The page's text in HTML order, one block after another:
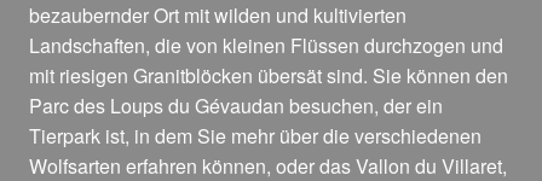
bezaubernder Ort mit wilden und kultivierten
Landschaften, die von kleinen Flüssen durchzogen und
mit riesigen Granitblöcken übersät sind. Sie können den
Parc des Loups du Gévaudan besuchen, der ein
Tierpark ist, in dem Sie mehr über die verschiedenen
Wolfsarten erfahren können, oder das Vallon du Villaret,